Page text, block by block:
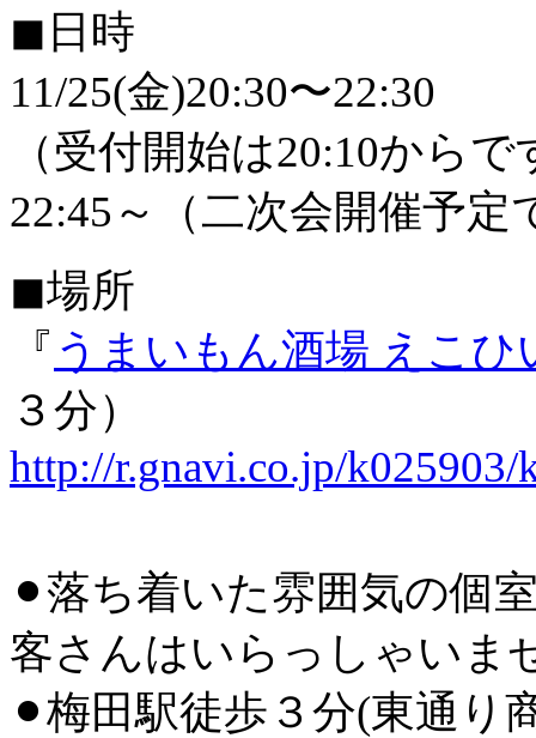
◼︎日時
11/25(金)20:30〜22:30
（受付開始は20:10から
22:45～（二次会開催予定
◼︎場所
『 うまいもん酒場 えこ
３分）
http://r.gnavi.co.jp/k025903/
⚫︎落ち着いた雰囲気の個
客さんはいらっしゃいま
⚫︎梅田駅徒歩３分(東通り